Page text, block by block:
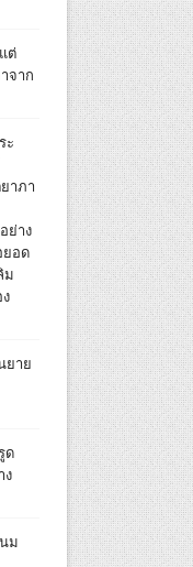
ต่
จาก
ะ
าภา
ย่าง
อด
ม
ยาย
ด
ม